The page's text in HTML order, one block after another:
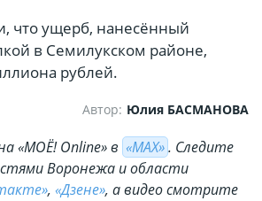
что ущерб, нанесённый
в Семилукском районе,
рублей.
Автор: Юлия БАСМАНОВА
«МОЁ! Online» в «МАХ». Cледите
Воронежа и области
, «Дзене», а видео смотрите